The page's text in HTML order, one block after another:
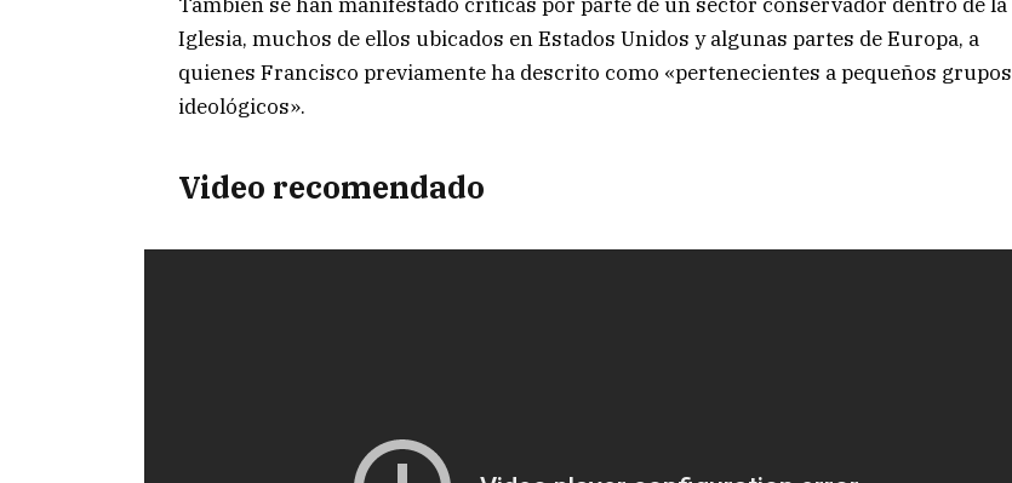
Iglesia, muchos de ellos ubicados en Estados Unidos y algunas partes de Europa, a
quienes Francisco previamente ha descrito como «pertenecientes a pequeños grupos
ideológicos».
Video recomendado